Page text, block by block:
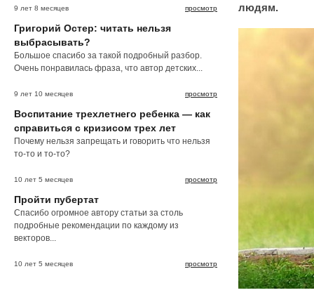
просмотр
9 лет 8 месяцев
Григорий Остер: читать нельзя
выбрасывать?
Большое спасибо за такой подробный разбор.
Очень понравилась фраза, что автор детских...
просмотр
9 лет 10 месяцев
Воспитание трехлетнего ребенка — как
справиться с кризисом трех лет
Почему нельзя запрещать и говорить что нельзя
то-то и то-то?
просмотр
10 лет 5 месяцев
Пройти пубертат
Спасибо огромное автору статьи за столь
подробные рекомендации по каждому из
векторов...
просмотр
10 лет 5 месяцев
людям.